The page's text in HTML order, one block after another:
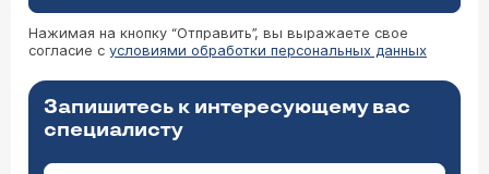
Нажимая на кнопку “Отправить”, вы выражаете свое
согласие с условиями обработки персональных данных
Запишитесь к интересующему вас
специалисту